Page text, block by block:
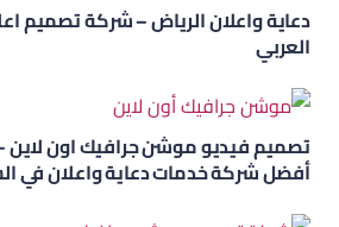
دعاية واعلان الرياض – شركة تصميم
العربي
تصميم فيديو موشن جرافيك اون
أفضل شركة خدمات دعاية واعلان في